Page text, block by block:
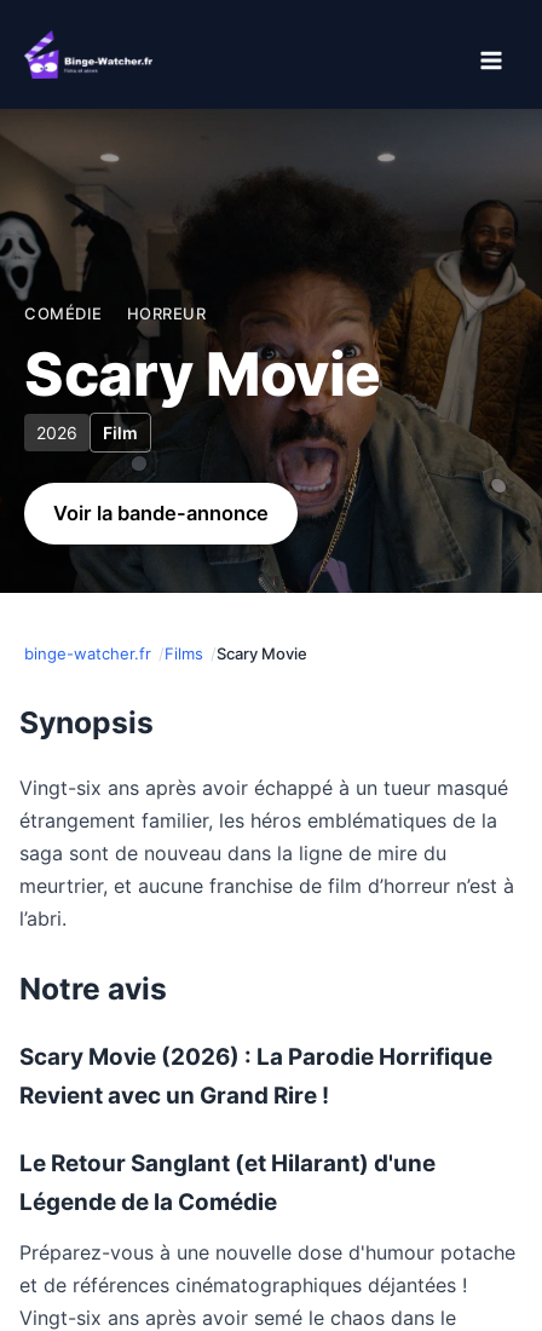
contenu
COMÉDIE HORREUR
Scary Movie
2026 Film
Voir la bande-annonce
binge-watcher.fr Films Scary Movie
Synopsis
Vingt-six ans après avoir échappé à un tueur masqué
étrangement familier, les héros emblématiques de la
saga sont de nouveau dans la ligne de mire du
meurtrier, et aucune franchise de film d’horreur n’est à
l’abri.
Notre avis
Scary Movie (2026) : La Parodie Horrifique
Revient avec un Grand Rire !
Le Retour Sanglant (et Hilarant) d'une
Légende de la Comédie
Préparez-vous à une nouvelle dose d'humour potache
et de références cinématographiques déjantées !
Vingt-six ans après avoir semé le chaos dans le